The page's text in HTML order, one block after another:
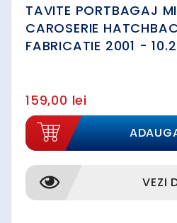
TAVITE PORTBAGAJ
CAROSERIE
FABRICATIE 2001 -
159,00 lei
VEZI